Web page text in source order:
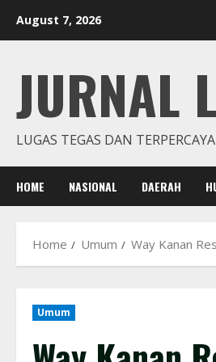
August 7, 2026
JURNAL
LUGAS TEGAS DAN TERPERCAYA
HOME NASIONAL DAERAH
Home Umum Way Kanan
Umum